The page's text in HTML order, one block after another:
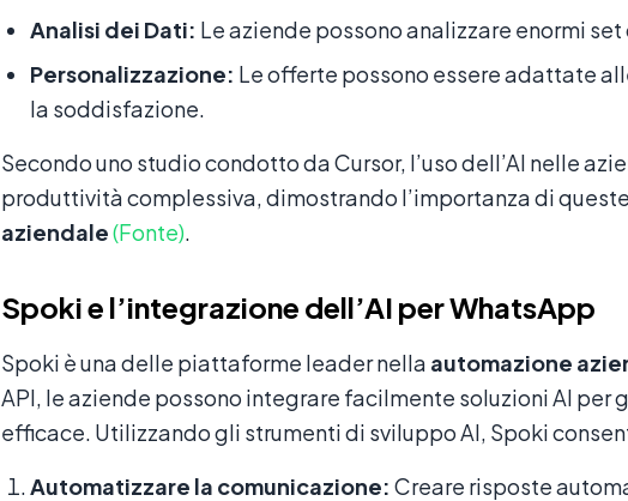
Analisi dei Dati: Le aziende possono analizzare enormi
Personalizzazione: Le offerte possono essere adattate
la soddisfazione.
Secondo uno studio condotto da Cursor, l’uso dell’AI nelle
produttività complessiva, dimostrando l’importanza di
aziendale(Fonte).
Spoki e l’integrazione dell’AI per WhatsApp
Spoki è una delle piattaforme leader nella automazione
API, le aziende possono integrare facilmente soluzioni AI
efficace. Utilizzando gli strumenti di sviluppo AI, Spoki
Automatizzare la comunicazione: Creare risposte